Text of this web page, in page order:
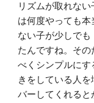
リズムが取れな
は何度やっても
ない子が少しで
たんですね。そ
べくシンプルに
きをしている人
バーしてくれる